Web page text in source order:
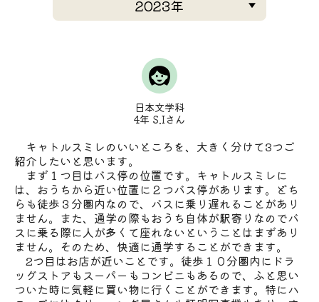
日本文学科
4年 S.Iさん
キャトルスミレのいいところを、大きく分けて3つご
紹介したいと思います。
まず１つ目はバス停の位置です。キャトルスミレに
は、おうちから近い位置に２つバス停があります。どち
らも徒歩３分圏内なので、バスに乗り遅れることがあり
ません。また、通学の際もおうち自体が駅寄りなのでバ
スに乗る際に人が多くて座れないということはまずあり
ません。そのため、快適に通学することができます。
2つ目はお店が近いことです。徒歩１０分圏内にドラ
ッグストアもスーパーもコンビニもあるので、ふと思い
ついた時に気軽に買い物に行くことができます。特にハ